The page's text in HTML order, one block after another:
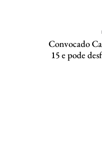
Convocado
15 e pode